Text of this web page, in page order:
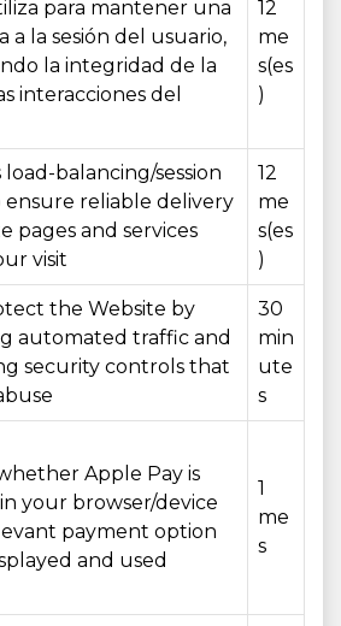
para mantener una
a la sesión del usuario,
la integridad de la
interacciones del
12
me
s(es
)
load-balancing/session
ensure reliable delivery
pages and services
visit
12
me
s(es
)
the Website by
automated traffic and
security controls that
30
min
ute
s
Apple Pay is
your browser/device
payment option
and used
1
me
s